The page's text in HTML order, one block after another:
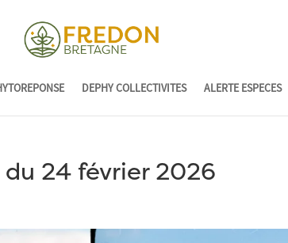
DEPHY COLLECTIVITES ALERTE ESPECES
du 24 février 2026